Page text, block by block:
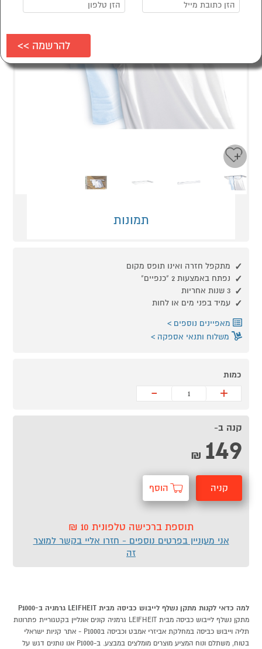
תמונות
מתקפל חזרה ואינו תופס מקום
נפתח באמצעות 2 "כנפיים"
3 שנות אחריות
עמיד בפני מים או לחות
מאפיינים נוספים
משלוח ותנאי אספקה
כמות
+
-
קנה ב-
149
₪
קניה הוסף
תוספת ברכישה טלפונית 10 ₪
אני מעוניין בפרטים נוספים - חזרו אליי בקשר למוצר
זה
למה כדאי לקנות מתקן נשלף לייבוש כביסה מבית LEIFHEIT גרמניה ב-P1000
מתקן נשלף לייבוש כביסה מבית LEIFHEIT גרמניה קונים אונליין בקטגוריית פתרונות
תליה וייבוש כביסה במחלקת אביזרי אמבט וכביסה בP1000 - אתר קניות ישראלי
בטוח, משתלם ונוח המציע מוצרים מומלצים במבצע. ב-P1000 אנו נותנים דגש על